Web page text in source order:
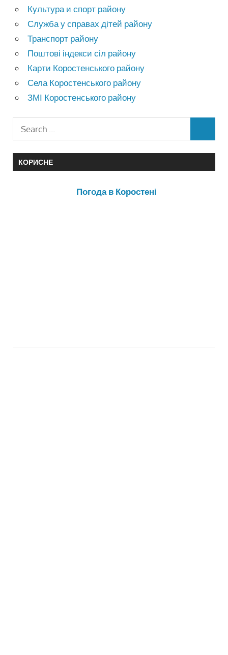
Культура и спорт району
Служба у справах дітей району
Транспорт району
Поштові індекси сіл району
Карти Коростенського району
Села Коростенського району
ЗМІ Коростенського району
КОРИСНЕ
Погода в Коростені